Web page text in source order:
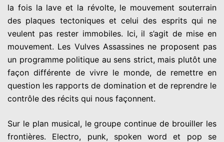
la fois la lave et la révolte, le mouvement souterrain
des plaques tectoniques et celui des esprits qui ne
veulent pas rester immobiles. Ici, il s’agit de mise en
mouvement. Les Vulves Assassines ne proposent pas
un programme politique au sens strict, mais plutôt une
façon différente de vivre le monde, de remettre en
question les rapports de domination et de reprendre le
contrôle des récits qui nous façonnent.
Sur le plan musical, le groupe continue de brouiller les
frontières. Electro, punk, spoken word et pop se